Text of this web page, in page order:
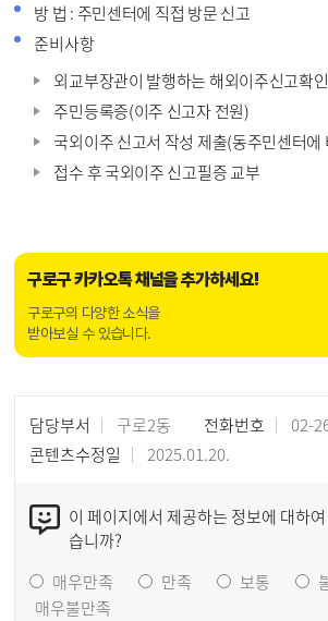
방 법 : 주민센터에 직접 방문 신고
준비사항
외교부장관이 발행하는 해외이주신고확
주민등록증(이주 신고자 전원)
국외이주 신고서 작성 제출(동주민센터에
접수 후 국외이주 신고필증 교부
구로구 카카오톡 채널을 추가하세요!
구로구의 다양한 소식을
받아보실 수 있습니다.
담당부서 구로2동 전화번호
02-
콘텐츠수정일
2025.01.20.
이 페이지에서 제공하는 정보에 대하
습니까?
매우만족
만족 보통
매우불만족